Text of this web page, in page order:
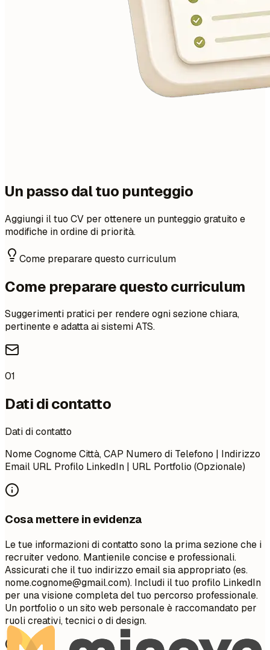
Un passo dal tuo punteggio
Aggiungi il tuo CV per ottenere un punteggio gratuito e
modifiche in ordine di priorità.
Come preparare questo curriculum
Come preparare questo curriculum
Suggerimenti pratici per rendere ogni sezione chiara,
pertinente e adatta ai sistemi ATS.
01
Dati di contatto
Dati di contatto
Nome Cognome Città, CAP Numero di Telefono | Indirizzo
Email URL Profilo LinkedIn | URL Portfolio (Opzionale)
Cosa mettere in evidenza
Le tue informazioni di contatto sono la prima sezione che i
recruiter vedono. Mantienile concise e professionali.
Assicurati che il tuo indirizzo email sia appropriato (es.
nome.cognome@gmail.com). Includi il tuo profilo LinkedIn
per una visione completa del tuo percorso professionale.
Un portfolio o un sito web personale è raccomandato per
ruoli creativi, tecnici o di design.